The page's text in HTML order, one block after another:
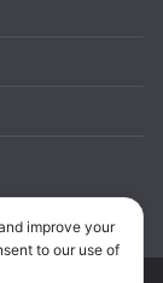
improve your
to our use of